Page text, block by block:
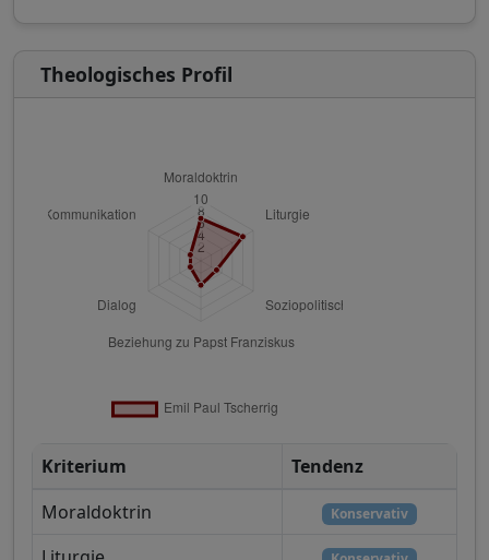
Theologisches Profil
Kriterium
Tendenz
Moraldoktrin
Konservativ